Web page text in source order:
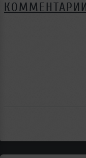
КОММЕНТАРИИ